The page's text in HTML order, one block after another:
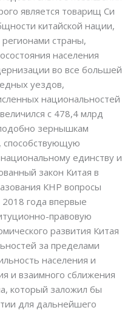
является товарищ Си
китайской нации,
страны,
населения
во все большей
уездов,
национальностей
с 478,4 млрд
зернышкам
способствующую
единству и
закон Китая в
КНР вопросы
года впервые
правовую
развития Китая
за пределами
населения и
и взаимного сближения
который заложил бы
для дальнейшего